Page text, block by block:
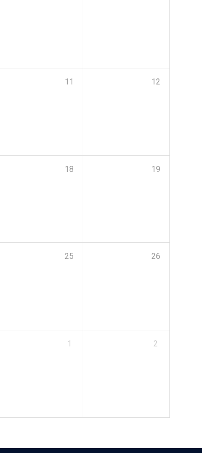
11 12
18 19
25 26
1 2